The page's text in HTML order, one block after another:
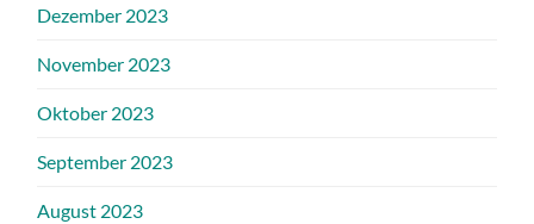
Dezember 2023
November 2023
Oktober 2023
September 2023
August 2023